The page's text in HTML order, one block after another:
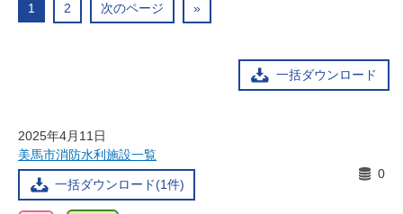
1 2 次のページ »
一括ダウンロード
2025年4月11日
美馬市消防水利施設一覧
一括ダウンロード(1件)
0